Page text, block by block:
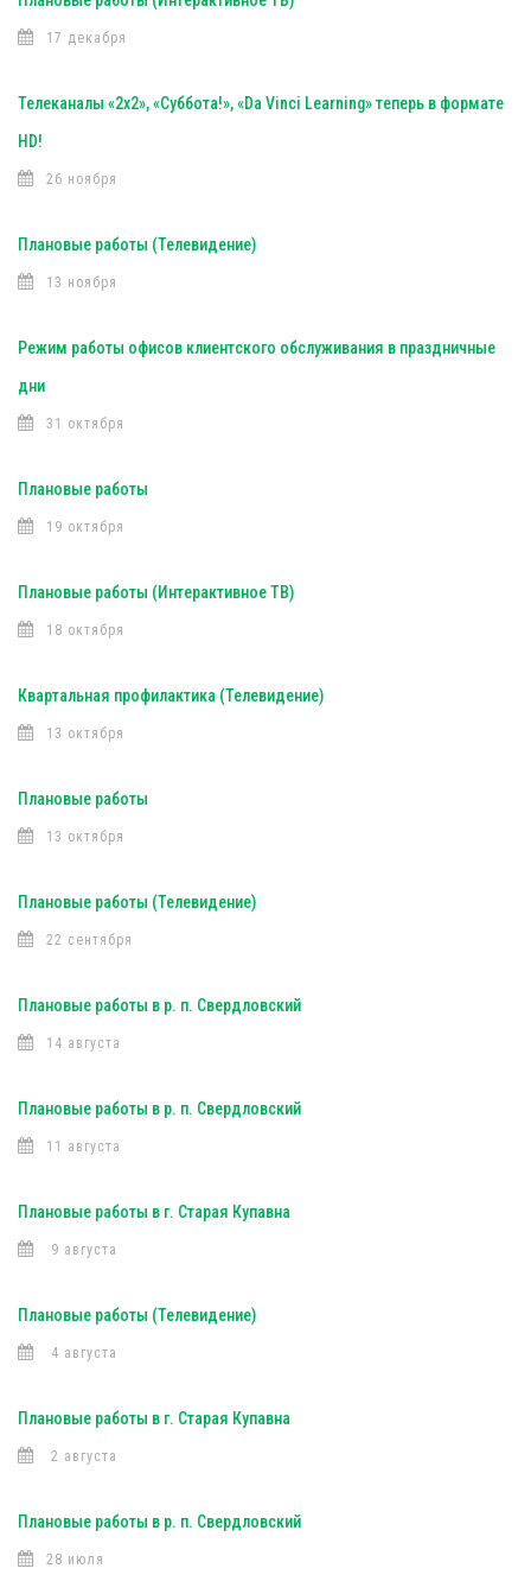
17 декабря
Телеканалы «2х2», «Суббота!», «Da Vinci Learning» теперь в формате
HD!
26 ноября
Плановые работы (Телевидение)
13 ноября
Режим работы офисов клиентского обслуживания в праздничные
дни
31 октября
Плановые работы
19 октября
Плановые работы (Интерактивное ТВ)
18 октября
Квартальная профилактика (Телевидение)
13 октября
Плановые работы
13 октября
Плановые работы (Телевидение)
22 сентября
Плановые работы в р. п. Свердловский
14 августа
Плановые работы в р. п. Свердловский
11 августа
Плановые работы в г. Старая Купавна
9 августа
Плановые работы (Телевидение)
4 августа
Плановые работы в г. Старая Купавна
2 августа
Плановые работы в р. п. Свердловский
28 июля